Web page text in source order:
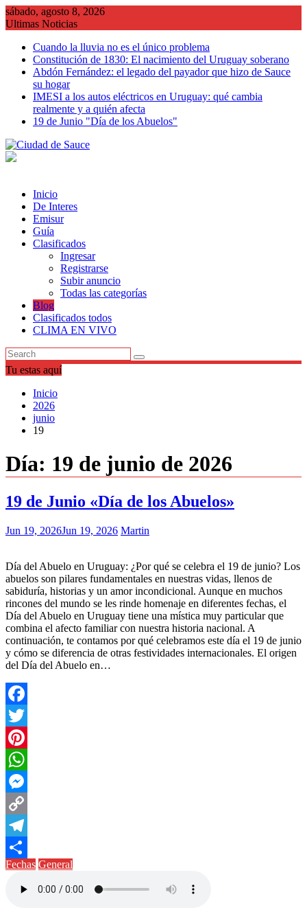
Saltar
al
sábado, agosto 8, 2026
Ultimas Noticias
Cuando la lluvia no es el único problema
Constitución de 1830: El nacimiento del Uruguay soberano
Abdón Fernández: el legado del payador que hizo de Sauce
su hogar
IMESI a los autos eléctricos en Uruguay: qué cambia
realmente y a quién afecta
19 de Junio "Día de los Abuelos"
Inicio
De Interes
Emisur
Guía
Clasificados
Ingresar
Registrarse
Subir anuncio
Todas las categorías
Blog
Clasificados todos
CLIMA EN VIVO
Tu estas aquí
Inicio
2026
junio
19
Día: 19 de junio de 2026
19 de Junio «Día de los Abuelos»
Jun 19, 2026Jun 19, 2026 Martin
Día del Abuelo en Uruguay: ¿Por qué se celebra el 19 de junio? Los
abuelos son pilares fundamentales en nuestras vidas, llenos de
sabiduría, historias y un amor incondicional. Aunque en muchos
rincones del mundo se les rinde homenaje en diferentes fechas, el
Día del Abuelo en Uruguay tiene una mística muy particular que
combina el afecto familiar con nuestra historia nacional. A
continuación, te contamos por qué celebramos este día el 19 de junio
y cómo se diferencia de otras festividades internacionales. El origen
del Día del Abuelo en…
Facebook
Twitter
Pinterest
WhatsApp
Messenger
Copy
Link
Telegram
Compartir
Fechas General